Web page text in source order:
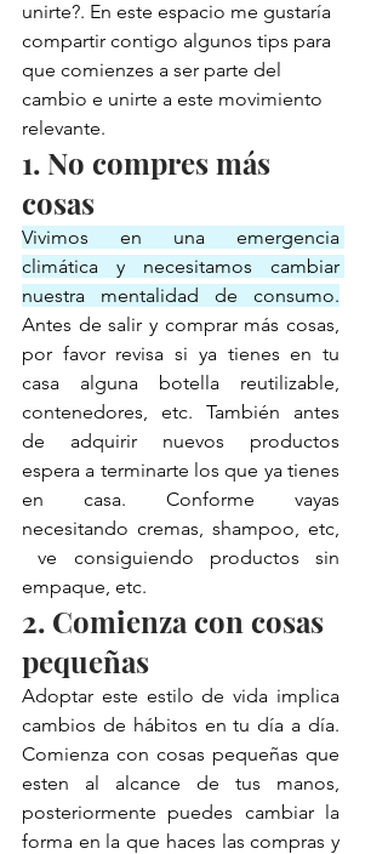
unirte?. En este espacio me gustaría
compartir contigo algunos tips para
que comienzes a ser parte del
cambio e unirte a este movimiento
relevante.
1. No compres más
cosas
Vivimos en una emergencia
climática y necesitamos cambiar
nuestra mentalidad de consumo.
Antes de salir y comprar más cosas,
por favor revisa si ya tienes en tu
casa alguna botella reutilizable,
contenedores, etc. También antes
de adquirir nuevos productos
espera a terminarte los que ya tienes
en casa. Conforme vayas
necesitando cremas, shampoo, etc,
ve consiguiendo productos sin
empaque, etc.
2. Comienza con cosas
pequeñas
Adoptar este estilo de vida implica
cambios de hábitos en tu día a día.
Comienza con cosas pequeñas que
esten al alcance de tus manos,
posteriormente puedes cambiar la
forma en la que haces las compras y